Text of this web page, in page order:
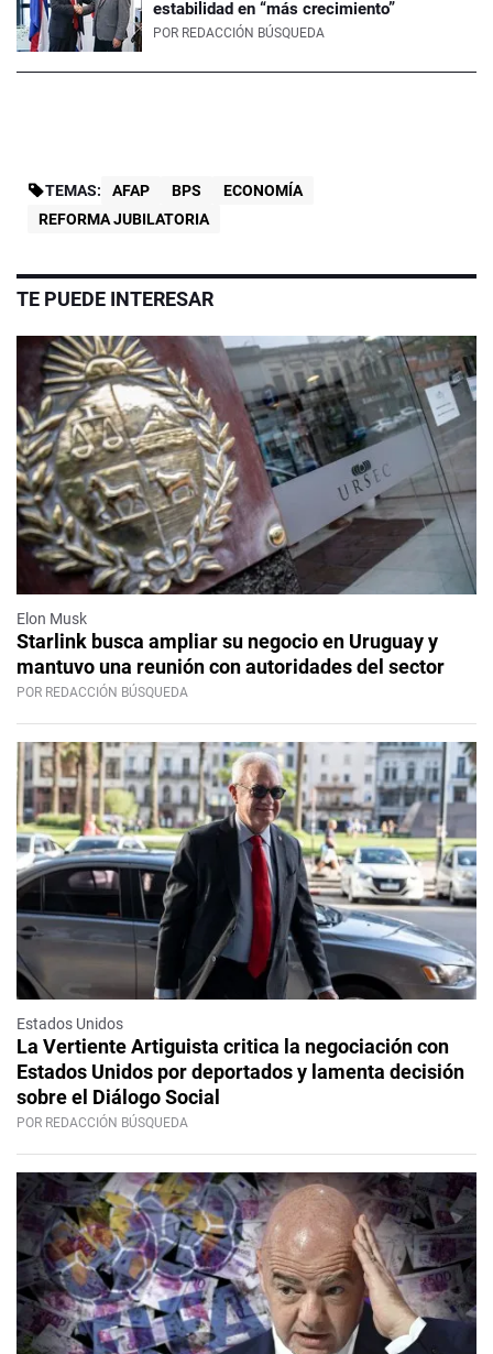
estabilidad en “más crecimiento”
POR REDACCIÓN BÚSQUEDA
TEMAS: AFAP BPS
ECONOMÍA
REFORMA JUBILATORIA
TE PUEDE INTERESAR
Elon Musk
Starlink busca ampliar su negocio en Uruguay y
mantuvo una reunión con autoridades del sector
POR REDACCIÓN BÚSQUEDA
Estados Unidos
La Vertiente Artiguista critica la negociación con
Estados Unidos por deportados y lamenta decisión
sobre el Diálogo Social
POR REDACCIÓN BÚSQUEDA